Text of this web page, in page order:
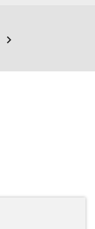
keyboard_arrow_right